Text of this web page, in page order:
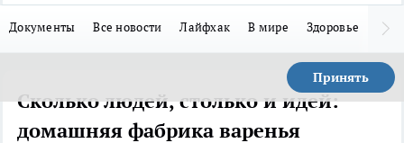
Документы Все новости Лайфхак В мире Здоровье
Принять
Сколько людей, столько и идей:
домашняя фабрика варенья